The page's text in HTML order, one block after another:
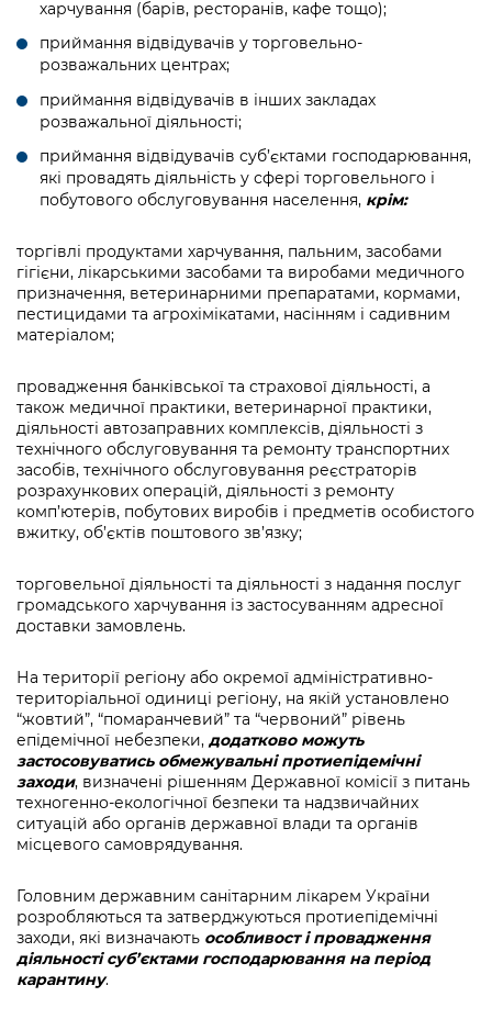
харчування (барів, ресторанів, кафе тощо);
приймання відвідувачів у торговельно-
розважальних центрах;
приймання відвідувачів в інших закладах
розважальної діяльності;
приймання відвідувачів суб’єктами господарювання,
які провадять діяльність у сфері торговельного і
побутового обслуговування населення, крім:
торгівлі продуктами харчування, пальним, засобами
гігієни, лікарськими засобами та виробами медичного
призначення, ветеринарними препаратами, кормами,
пестицидами та агрохімікатами, насінням і садивним
матеріалом;
провадження банківської та страхової діяльності, а
також медичної практики, ветеринарної практики,
діяльності автозаправних комплексів, діяльності з
технічного обслуговування та ремонту транспортних
засобів, технічного обслуговування реєстраторів
розрахункових операцій, діяльності з ремонту
комп’ютерів, побутових виробів і предметів особистого
вжитку, об’єктів поштового зв’язку;
торговельної діяльності та діяльності з надання послуг
громадського харчування із застосуванням адресної
доставки замовлень.
На території регіону або окремої адміністративно-
територіальної одиниці регіону, на якій установлено
“жовтий”, “помаранчевий” та “червоний” рівень
епідемічної небезпеки, додатково можуть
застосовуватись обмежувальні протиепідемічні
заходи, визначені рішенням Державної комісії з питань
техногенно-екологічної безпеки та надзвичайних
ситуацій або органів державної влади та органів
місцевого самоврядування.
Головним державним санітарним лікарем України
розробляються та затверджуються протиепідемічні
заходи, які визначають особливост іпровадження
діяльності суб’єктами господарювання на період
карантину.